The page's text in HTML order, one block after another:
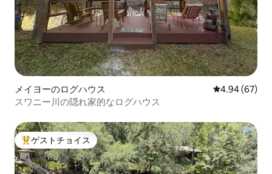
メイヨーのログハウス レビュー67
4.94 (67)
スワニー川の隠れ家的なログハウス
大好評のゲストチョイスです。
ゲストチョイス